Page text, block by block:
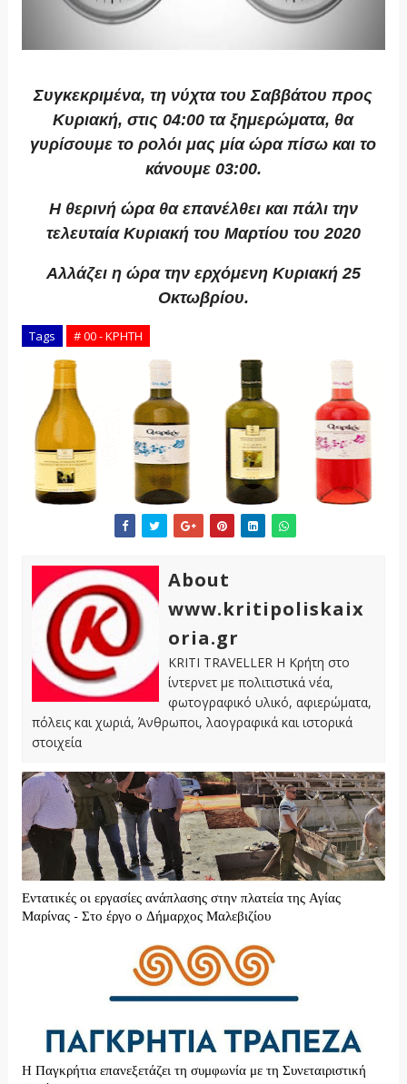
Συγκεκριμένα, τη νύχτα του Σαββάτου προς
Κυριακή, στις 04:00 τα ξημερώματα, θα
γυρίσουμε το ρολόι μας μία ώρα πίσω και το
κάνουμε 03:00.
Η θερινή ώρα θα επανέλθει και πάλι την
τελευταία Κυριακή του Μαρτίου του 2020
Αλλάζει η ώρα την ερχόμενη Κυριακή 25
Οκτωβρίου.
Tags # 00 - ΚΡΗΤΗ
About
www.kritipoliskaix
oria.gr
KRITI TRAVELLER Η Κρήτη στο
ίντερνετ με πολιτιστικά νέα,
φωτογραφικό υλικό, αφιερώματα,
πόλεις και χωριά, Άνθρωποι, λαογραφικά και ιστορικά
στοιχεία
Εντατικές οι εργασίες ανάπλασης στην πλατεία της Αγίας
Μαρίνας - Στο έργο ο Δήμαρχος Μαλεβιζίου
H Παγκρήτια επανεξετάζει τη συμφωνία με τη Συνεταιριστική